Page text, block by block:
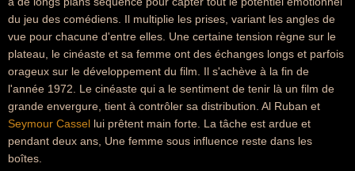
du jeu des comédiens. Il multiplie les prises, variant les angles de
vue pour chacune d'entre elles. Une certaine tension règne sur le
plateau, le cinéaste et sa femme ont des échanges longs et parfois
orageux sur le développement du film. Il s'achève à la fin de
l'année 1972. Le cinéaste qui a le sentiment de tenir là un film de
grande envergure, tient à contrôler sa distribution. Al Ruban et
Seymour Cassel lui prêtent main forte. La tâche est ardue et
pendant deux ans, Une femme sous influence reste dans les
boîtes.